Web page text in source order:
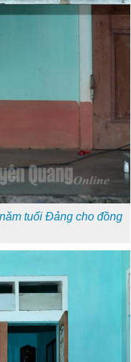
tuổi Đảng cho đồng